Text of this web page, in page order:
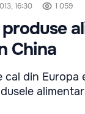
16:30 1 059
China
cal din Europa